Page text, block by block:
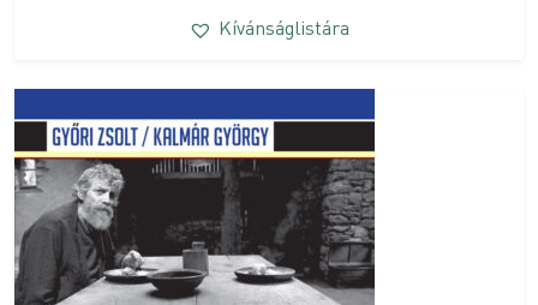
Kívánságlistára